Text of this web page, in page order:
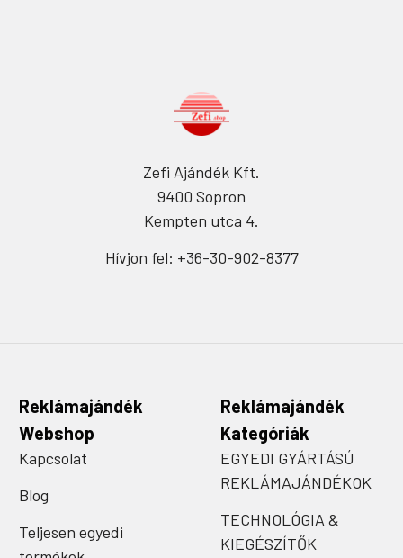
Zefi Ajándék Kft.
9400 Sopron
Kempten utca 4.
Hívjon fel: +36-30-902-8377
Reklámajándék
Webshop
Kapcsolat
Blog
Teljesen egyedi
Reklámajándék
Kategóriák
EGYEDI GYÁRTÁSÚ
REKLÁMAJÁNDÉKOK
TECHNOLÓGIA &
KIEGÉSZÍTŐK